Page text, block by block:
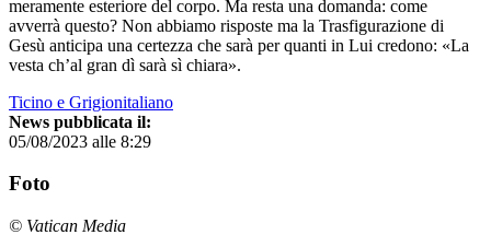
meramente esteriore del corpo. Ma resta una domanda: come
avverrà questo? Non abbiamo risposte ma la Trasfigurazione di
Gesù anticipa una certezza che sarà per quanti in Lui credono: «La
vesta ch’al gran dì sarà sì chiara».
Ticino e Grigionitaliano
News pubblicata il:
05/08/2023 alle 8:29
Foto
© Vatican Media